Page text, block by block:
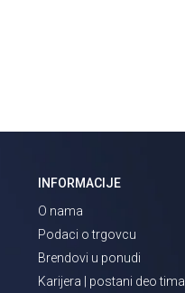
INFORMACIJE
O nama
Podaci o trgovcu
Brendovi u ponudi
Karijera | postani deo tima